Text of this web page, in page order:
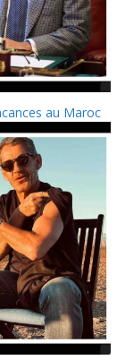
au Maroc